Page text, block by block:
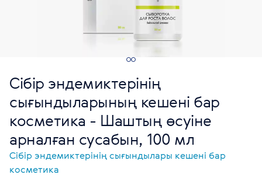
Сібір эндемиктерінің
сығындыларының кешені бар
косметика - Шаштың өсуіне
арналған сусабын, 100 мл
Сібір эндемиктерінің сығындылары кешені бар
косметика